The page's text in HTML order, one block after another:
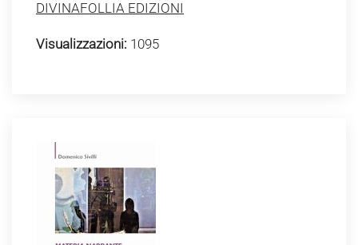
DIVINAFOLLIA EDIZIONI
Visualizzazioni: 1095